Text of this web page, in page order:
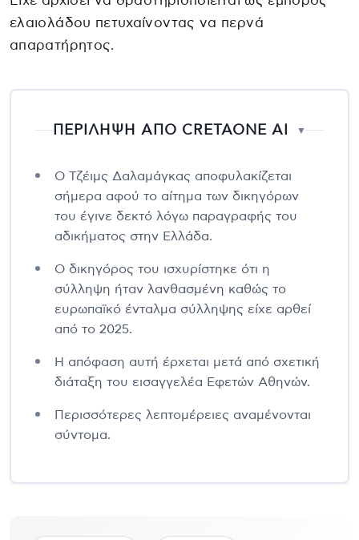
ελαιολάδου πετυχαίνοντας να περνά
απαρατήρητος.
ΠΕΡΙΛΗΨΗ ΑΠΟ CRETAONE AI ▼
Ο Τζέιμς Δαλαμάγκας αποφυλακίζεται
σήμερα αφού το αίτημα των δικηγόρων
του έγινε δεκτό λόγω παραγραφής του
αδικήματος στην Ελλάδα.
Ο δικηγόρος του ισχυρίστηκε ότι η
σύλληψη ήταν λανθασμένη καθώς το
ευρωπαϊκό ένταλμα σύλληψης είχε αρθεί
από το 2025.
Η απόφαση αυτή έρχεται μετά από σχετική
διάταξη του εισαγγελέα Εφετών Αθηνών.
Περισσότερες λεπτομέρειες αναμένονται
σύντομα.